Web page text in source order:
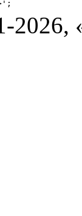
2026,